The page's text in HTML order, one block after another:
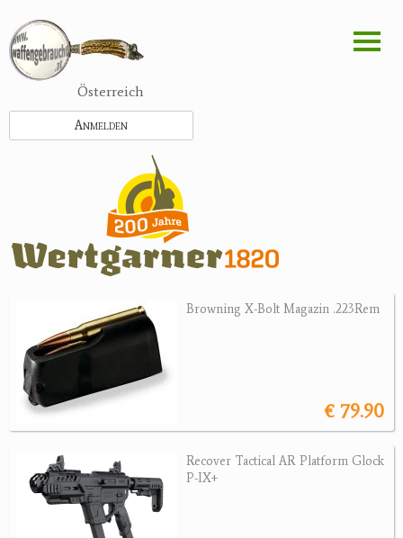
zum
Inhalt
Österreich
Anmelden
Browning X-Bolt Magazin .223Rem
€ 79.90
Recover Tactical AR Platform Glock
P-IX+